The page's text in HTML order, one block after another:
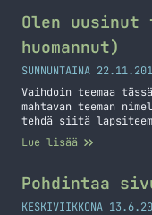
Olen
huomannut)
SUNNUNTAINA
Vaihdoin teemaa
mahtavan teeman
tehdä siitä
osittain tämän jo
pientä tuunausta
postauksen siitä,
isoin muutos… Jatka
jo huomannut)
Lue lisää
Pohdintaa
KESKIVIIKKONA